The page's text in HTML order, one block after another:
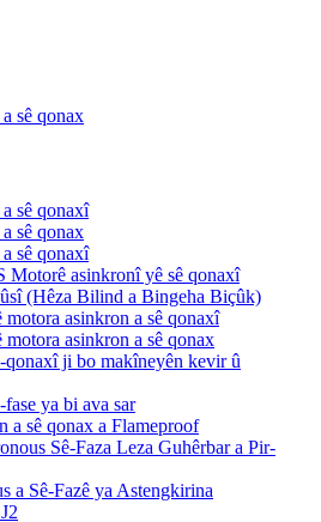
sê qonax
sê qonaxî
sê qonax
sê qonaxî
Motorê asinkronî yê sê qonaxî
(Hêza Bilind a Bingeha Biçûk)
asinkron a sê qonaxî
asinkron a sê qonax
qonaxî ji bo makîneyên kevir û
ya bi ava sar
a sê qonax a Flameproof
Sê-Faza Leza Guhêrbar a Pir-
a Sê-Fazê ya Astengkirina